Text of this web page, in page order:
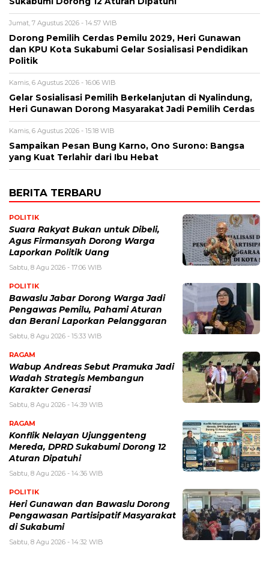
Jumat, 7 Agustus 2026 - 14:57 WIB
Dorong Pemilih Cerdas Pemilu 2029, Heri Gunawan
dan KPU Kota Sukabumi Gelar Sosialisasi Pendidikan
Politik
Kamis, 6 Agustus 2026 - 16:06 WIB
Gelar Sosialisasi Pemilih Berkelanjutan di Nyalindung,
Heri Gunawan Dorong Masyarakat Jadi Pemilih Cerdas
Kamis, 6 Agustus 2026 - 15:18 WIB
Sampaikan Pesan Bung Karno, Ono Surono: Bangsa
yang Kuat Terlahir dari Ibu Hebat
BERITA TERBARU
POLITIK
Suara Rakyat Bukan untuk Dibeli,
Agus Firmansyah Dorong Warga
Laporkan Politik Uang
Sabtu, 8 Agu 2026 - 17:06 WIB
POLITIK
Bawaslu Jabar Dorong Warga Jadi
Pengawas Pemilu, Pahami Aturan
dan Berani Laporkan Pelanggaran
Sabtu, 8 Agu 2026 - 15:33 WIB
RAGAM
Wabup Andreas Sebut Pramuka Jadi
Wadah Strategis Membangun
Karakter Generasi ‎
Sabtu, 8 Agu 2026 - 14:39 WIB
RAGAM
Konflik Nelayan Ujunggenteng
Mereda, DPRD Sukabumi Dorong 12
Aturan Dipatuhi
Sabtu, 8 Agu 2026 - 14:36 WIB
POLITIK
Heri Gunawan dan Bawaslu Dorong
Pengawasan Partisipatif Masyarakat
di Sukabumi
Sabtu, 8 Agu 2026 - 14:32 WIB